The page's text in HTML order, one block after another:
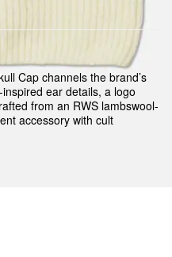
Cap channels the brand’s
ear details, a logo
from an RWS lambswool-
accessory with cult